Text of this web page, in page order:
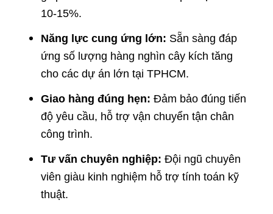
10-15%.
Năng lực cung ứng lớn: Sẵn sàng đáp
ứng số lượng hàng nghìn cây kích tăng
cho các dự án lớn tại TPHCM.
Giao hàng đúng hẹn: Đảm bảo đúng tiến
độ yêu cầu, hỗ trợ vận chuyển tận chân
công trình.
Tư vấn chuyên nghiệp: Đội ngũ chuyên
viên giàu kinh nghiệm hỗ trợ tính toán kỹ
thuật.